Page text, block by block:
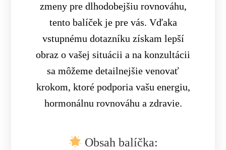
zmeny pre dlhodobejšiu rovnováhu,
tento balíček je pre vás. Vďaka
vstupnému dotazníku získam lepší
obraz o vašej situácii a na konzultácii
sa môžeme detailnejšie venovať
krokom, ktoré podporia vašu energiu,
hormonálnu rovnováhu a zdravie.
Obsah balíčka: